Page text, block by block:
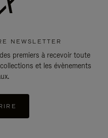
NEWSLETTER
premiers à recevoir toute
et les évènements